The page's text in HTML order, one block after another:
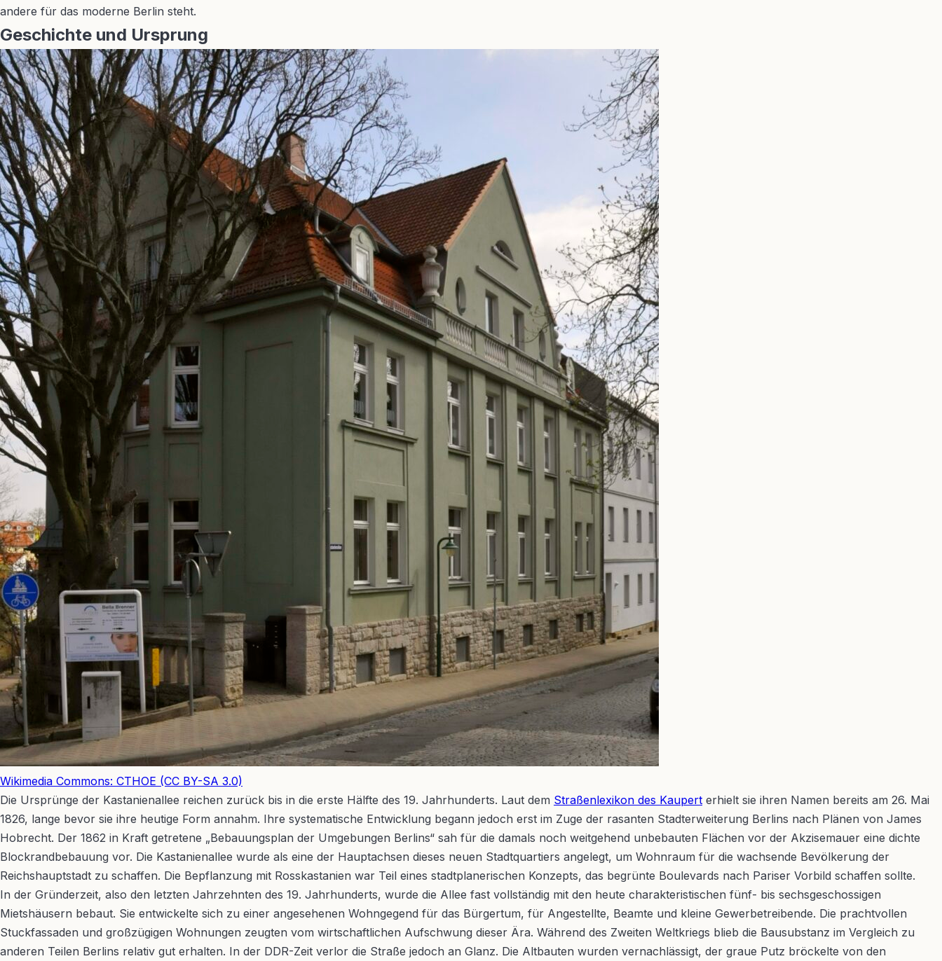
andere für das moderne Berlin steht.
Geschichte und Ursprung
Wikimedia Commons: CTHOE (CC BY-SA 3.0)
Die Ursprünge der Kastanienallee reichen zurück bis in die erste Hälfte des 19. Jahrhunderts. Laut dem Straßenlexikon des Kaupert erhielt sie ihren Namen bereits am 26. Mai
1826, lange bevor sie ihre heutige Form annahm. Ihre systematische Entwicklung begann jedoch erst im Zuge der rasanten Stadterweiterung Berlins nach Plänen von James
Hobrecht. Der 1862 in Kraft getretene „Bebauungsplan der Umgebungen Berlins“ sah für die damals noch weitgehend unbebauten Flächen vor der Akzisemauer eine dichte
Blockrandbebauung vor. Die Kastanienallee wurde als eine der Hauptachsen dieses neuen Stadtquartiers angelegt, um Wohnraum für die wachsende Bevölkerung der
Reichshauptstadt zu schaffen. Die Bepflanzung mit Rosskastanien war Teil eines stadtplanerischen Konzepts, das begrünte Boulevards nach Pariser Vorbild schaffen sollte.
In der Gründerzeit, also den letzten Jahrzehnten des 19. Jahrhunderts, wurde die Allee fast vollständig mit den heute charakteristischen fünf- bis sechsgeschossigen
Mietshäusern bebaut. Sie entwickelte sich zu einer angesehenen Wohngegend für das Bürgertum, für Angestellte, Beamte und kleine Gewerbetreibende. Die prachtvollen
Stuckfassaden und großzügigen Wohnungen zeugten vom wirtschaftlichen Aufschwung dieser Ära. Während des Zweiten Weltkriegs blieb die Bausubstanz im Vergleich zu
anderen Teilen Berlins relativ gut erhalten. In der DDR-Zeit verlor die Straße jedoch an Glanz. Die Altbauten wurden vernachlässigt, der graue Putz bröckelte von den